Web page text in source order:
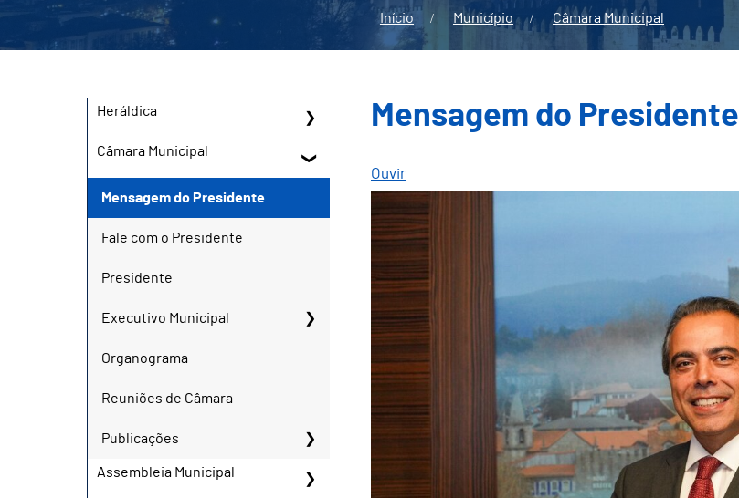
Início Município Câmara Municipal
Heráldica
Câmara Municipal
Mensagem do Presidente
Fale com o Presidente
Presidente
Executivo Municipal
Organograma
Reuniões de Câmara
Publicações
Assembleia Municipal
Mensagem do Presidente
Ouvir